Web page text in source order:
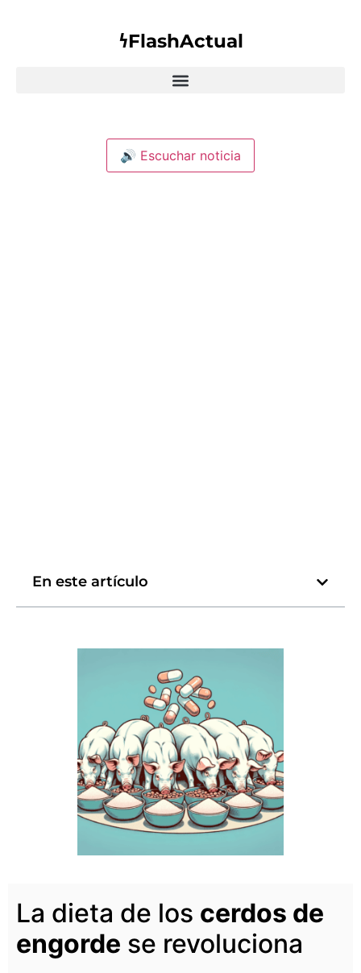
𐓏FlashActual
🔊 Escuchar noticia
En este artículo
La dieta de los cerdos de
engorde se revoluciona